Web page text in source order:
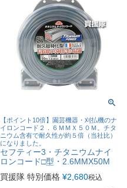
【ポイント10倍】園芸機器・刈払機のナ
イロンコード２．６ＭＭＸ５０Ｍ。チタ
ニウム含有で耐久性が約５倍（当社比）
になりました。
セフティー3・チタニウムナイ
ロンコード□型・2.6MMX50M
買援隊 特別価格 ¥2,680税込